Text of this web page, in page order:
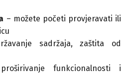
– možete početi provjeravati ili
sadržaja, zaštita od
funkcionalnosti i